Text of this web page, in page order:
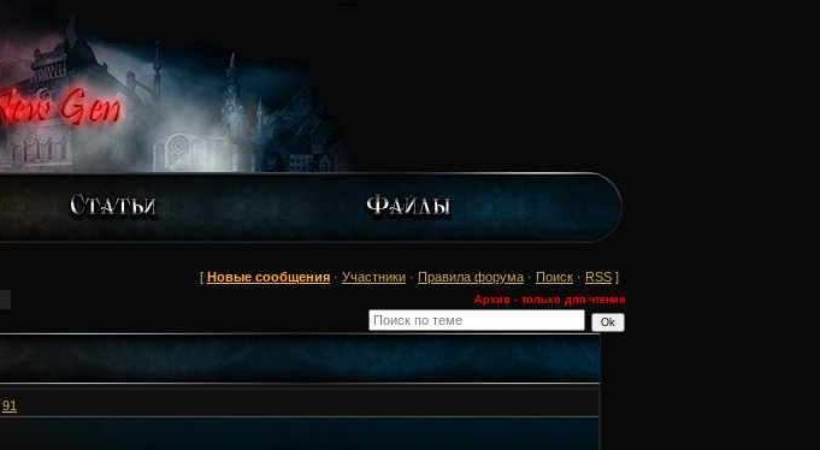
[ Новые сообщения · Участники · Правила форума · Поиск · RSS ]
Архив - только для чтения
91